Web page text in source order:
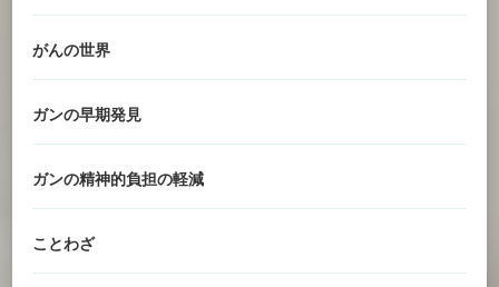
がんの世界
ガンの早期発見
ガンの精神的負担の軽減
ことわざ